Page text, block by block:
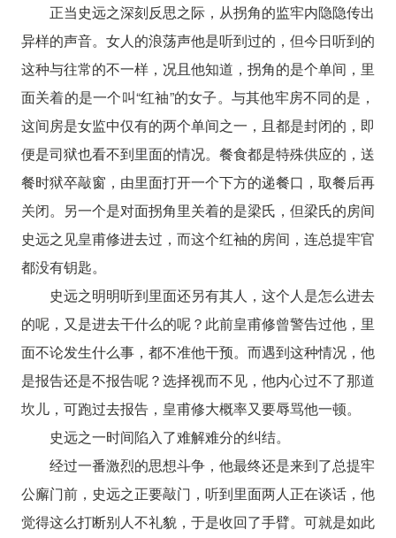
正当史远之深刻反思之际，从拐角的监牢内隐隐传出
异样的声音。女人的浪荡声他是听到过的，但今日听到的
这种与往常的不一样，况且他知道，拐角的是个单间，里
面关着的是一个叫“红袖”的女子。与其他牢房不同的是，
这间房是女监中仅有的两个单间之一，且都是封闭的，即
便是司狱也看不到里面的情况。餐食都是特殊供应的，送
餐时狱卒敲窗，由里面打开一个下方的递餐口，取餐后再
关闭。另一个是对面拐角里关着的是梁氏，但梁氏的房间
史远之见皇甫修进去过，而这个红袖的房间，连总提牢官
都没有钥匙。
史远之明明听到里面还另有其人，这个人是怎么进去
的呢，又是进去干什么的呢？此前皇甫修曾警告过他，里
面不论发生什么事，都不准他干预。而遇到这种情况，他
是报告还是不报告呢？选择视而不见，他内心过不了那道
坎儿，可跑过去报告，皇甫修大概率又要辱骂他一顿。
史远之一时间陷入了难解难分的纠结。
经过一番激烈的思想斗争，他最终还是来到了总提牢
公廨门前，史远之正要敲门，听到里面两人正在谈话，他
觉得这么打断别人不礼貌，于是收回了手臂。可就是如此